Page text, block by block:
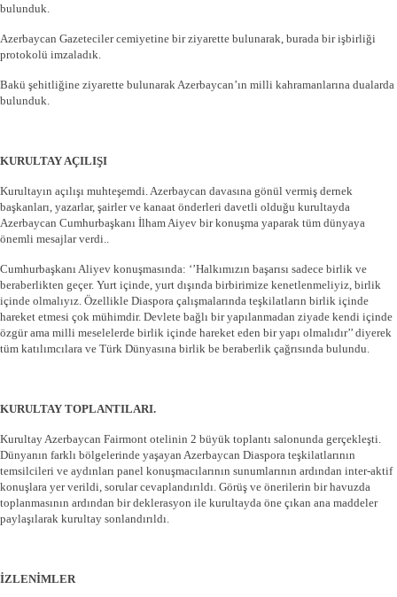
bulunduk.
Azerbaycan Gazeteciler cemiyetine bir ziyarette bulunarak, burada bir işbirliği
protokolü imzaladık.
Bakü şehitliğine ziyarette bulunarak Azerbaycan’ın milli kahramanlarına dualarda
bulunduk.
KURULTAY AÇILIŞI
Kurultayın açılışı muhteşemdi. Azerbaycan davasına gönül vermiş dernek
başkanları, yazarlar, şairler ve kanaat önderleri davetli olduğu kurultayda
Azerbaycan Cumhurbaşkanı İlham Aiyev bir konuşma yaparak tüm dünyaya
önemli mesajlar verdi..
Cumhurbaşkanı Aliyev konuşmasında: ‘’Halkımızın başarısı sadece birlik ve
beraberlikten geçer. Yurt içinde, yurt dışında birbirimize kenetlenmeliyiz, birlik
içinde olmalıyız. Özellikle Diaspora çalışmalarında teşkilatların birlik içinde
hareket etmesi çok mühimdir. Devlete bağlı bir yapılanmadan ziyade kendi içinde
özgür ama milli meselelerde birlik içinde hareket eden bir yapı olmalıdır’’ diyerek
tüm katılımcılara ve Türk Dünyasına birlik be beraberlik çağrısında bulundu.
KURULTAY TOPLANTILARI.
Kurultay Azerbaycan Fairmont otelinin 2 büyük toplantı salonunda gerçekleşti.
Dünyanın farklı bölgelerinde yaşayan Azerbaycan Diaspora teşkilatlarının
temsilcileri ve aydınları panel konuşmacılarının sunumlarının ardından inter-aktif
konuşlara yer verildi, sorular cevaplandırıldı. Görüş ve önerilerin bir havuzda
toplanmasının ardından bir deklerasyon ile kurultayda öne çıkan ana maddeler
paylaşılarak kurultay sonlandırıldı.
İZLENİMLER